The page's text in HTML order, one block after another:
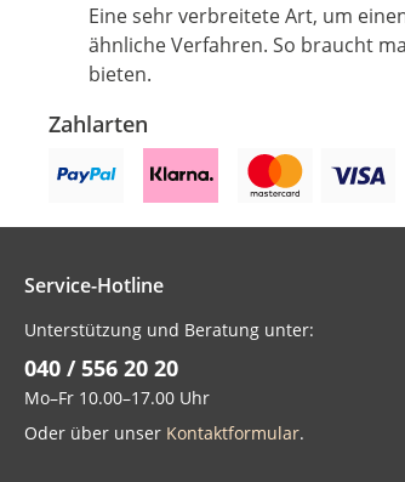
Eine sehr verbreitete Art, um
ähnliche Verfahren. So braucht
bieten.
Zahlarten
Service-Hotline
Unterstützung und Beratung unter:
040 / 556 20 20
Mo–Fr 10.00–17.00 Uhr
Oder über unser Kontaktformular.